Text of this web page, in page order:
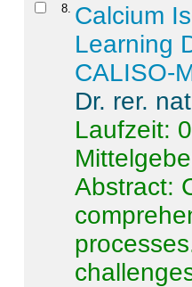
8 Calcium
Learning
CALISO-
Dr. rer.
Laufzeit:
Abstract: